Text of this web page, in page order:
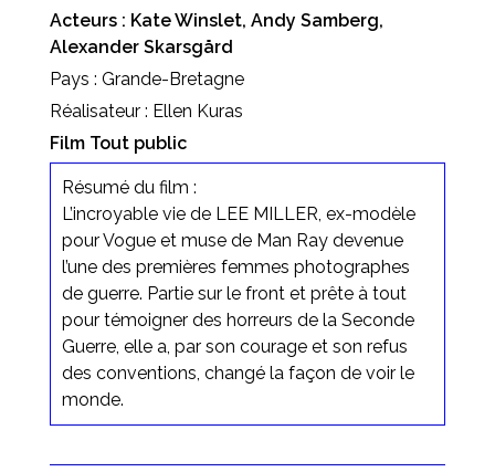
Acteurs : Kate Winslet, Andy Samberg,
Alexander Skarsgård
Pays : Grande-Bretagne
Réalisateur : Ellen Kuras
Film Tout public
Résumé du film :
L’incroyable vie de LEE MILLER, ex-modèle
pour Vogue et muse de Man Ray devenue
l’une des premières femmes photographes
de guerre. Partie sur le front et prête à tout
pour témoigner des horreurs de la Seconde
Guerre, elle a, par son courage et son refus
des conventions, changé la façon de voir le
monde.